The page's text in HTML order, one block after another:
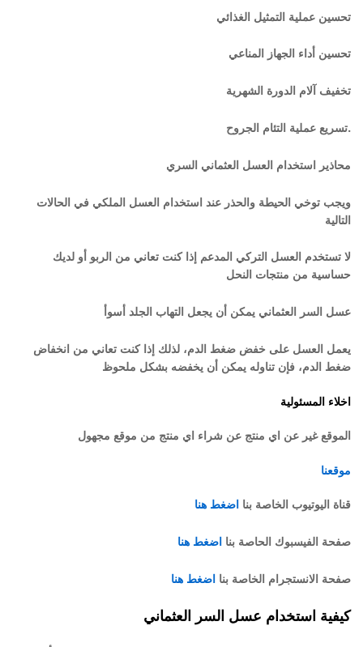
تحسين عملية التمثيل الغذائي
تحسين أداء الجهاز المناعي
تخفيف آلام الدورة الشهرية
تسريع عملية التئام الجروح.
محاذير استخدام العسل العثماني السري
ويجب توخي الحيطة والحذر عند استخدام العسل الملكي في الحالات
التالية
لا تستخدم العسل التركي المدعم إذا كنت تعاني من الربو أو لديك
حساسية من منتجات النحل
عسل السر العثماني يمكن أن يجعل التهاب الجلد أسوأ
يعمل العسل على خفض ضغط الدم، لذلك إذا كنت تعاني من انخفاض
ضغط الدم، فإن تناوله يمكن أن يخفضه بشكل ملحوظ
اخلاء المسئولية
الموقع غير عن اي منتج عن شراء اي منتج من موقع مجهول
موقعنا
قناة اليوتيوب الخاصة بنا اضغط هنا
صفحة الفيسبوك الحاصة بنا اضغط هنا
صفحة الانستجرام الخاصة بنا اضغط هنا
كيفية استخدام عسل السر العثماني